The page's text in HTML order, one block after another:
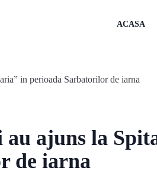
ACASA
au ajuns la
de iarna